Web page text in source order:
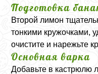
Подготовка
Второй лимон
тонкими кружочками,
очистите и нарежьте
Основная варка
Добавьте в кастрюлю